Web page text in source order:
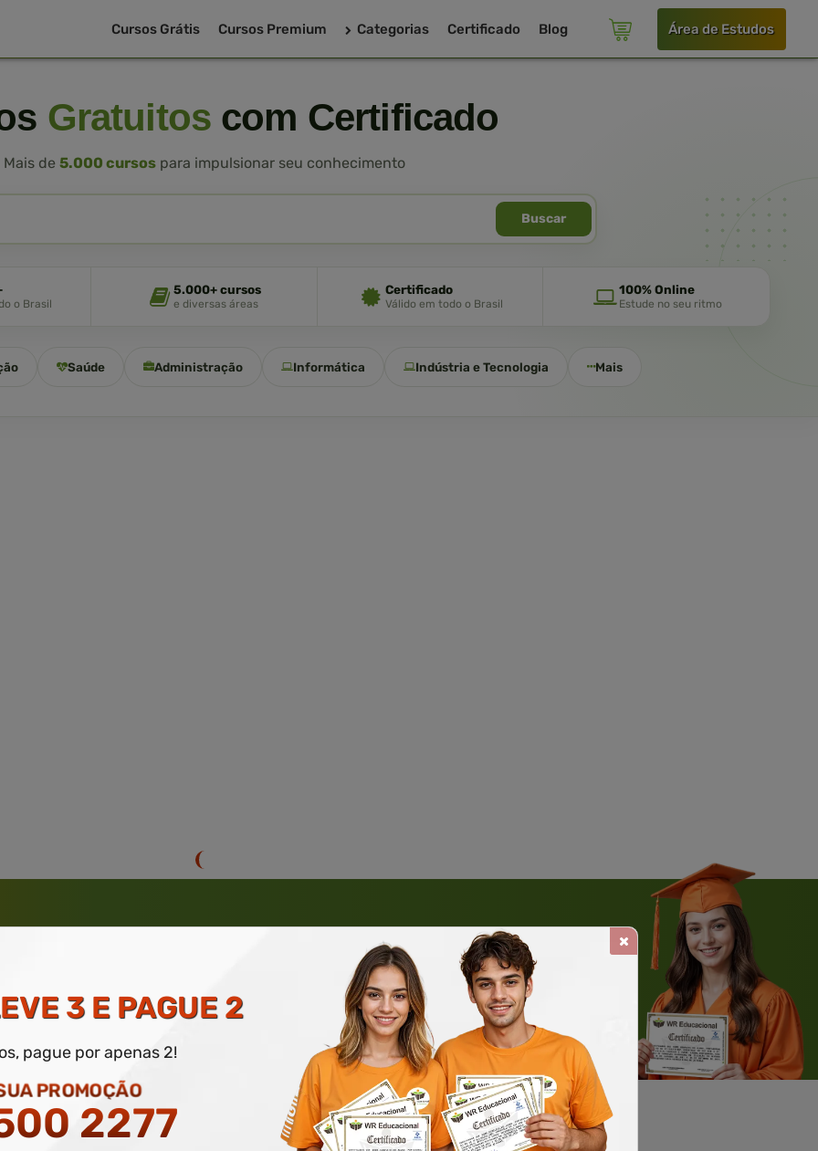
Cursos Grátis Cursos Premium Categorias Certificado Blog Área de Estudos
Gratuitos com Certificado
Mais de 5.000 cursos para impulsionar seu conhecimento
Buscar
o Brasil
5.000+ cursos
e diversas áreas
Certificado
Válido em todo o Brasil
100% Online
Estude no seu ritmo
Saúde Administração Informática Indústria e Tecnologia Mais
SEU E-MAIL, NOME E TELEFONE PARA PARTICIPAR POR WHATSAPP
Solicite um WhatsApp
deEducação de Excelência.
3 E PAGUE 2
pague por apenas 2!
PROMOÇÃO
2277